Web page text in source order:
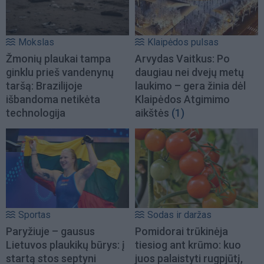
Mokslas
Žmonių plaukai tampa
ginklu prieš vandenynų
taršą: Brazilijoje
išbandoma netikėta
technologija
Klaipėdos pulsas
Arvydas Vaitkus: Po
daugiau nei dvejų metų
laukimo – gera žinia dėl
Klaipėdos Atgimimo
aikštės (1)
Sportas
Paryžiuje – gausus
Lietuvos plaukikų būrys: į
startą stos septyni
Sodas ir daržas
Pomidorai trūkinėja
tiesiog ant krūmo: kuo
juos palaistyti rugpjūtį,